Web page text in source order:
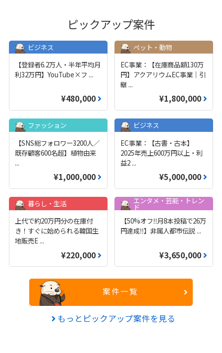
ピックアップ案件
ビジネス
【登録者6.2万人・半年平均月
利32万円】YouTube×フ ...
¥480,000
ペット・動物
EC事業：【在庫商品額130万
円】アクアリウムEC事業｜引
継 ...
¥1,800,000
ファッション
【SNS総フォロワー3200人／
既存顧客600名超】植物由来
...
¥1,000,000
ビジネス
EC事業：【古書・古本】
2025年売上600万円以上・利
益2 ...
¥5,000,000
暮らし・生活
上代で約20万円分の在庫付
き！すぐに始められる韓国生
地販売E ...
¥220,000
エンタメ・芸能・トレン
ド
【50%オフ‼️月8本投稿で26万
円達成‼️】非属人都市伝説 ...
¥3,650,000
案件一覧
もっとピックアップ案件を見る